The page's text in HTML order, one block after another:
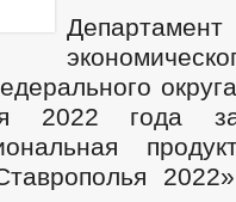
2022 года